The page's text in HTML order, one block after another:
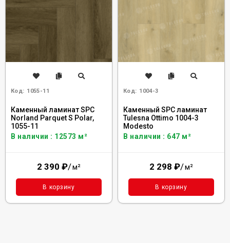
Код: 1055-11
Каменный ламинат SPC
Norland Parquet S Polar,
1055-11
В наличии : 12573 м²
2 390 ₽/м²
В корзину
Код: 1004-3
Каменный SPC ламинат
Tulesna Ottimo 1004-3
Modesto
В наличии : 647 м²
2 298 ₽/м²
В корзину